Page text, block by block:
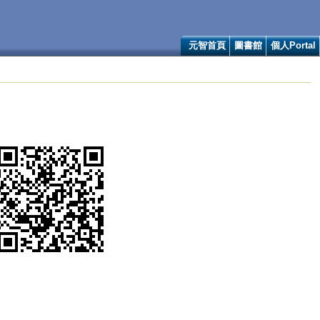
元智首頁 圖書館 個人Portal